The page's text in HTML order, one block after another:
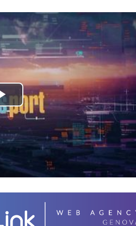
P
l
a
y
V